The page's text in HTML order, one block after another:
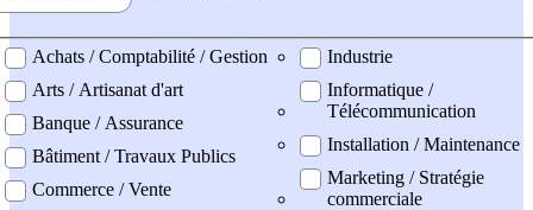
professionel
Achats / Comptabilité / Gestion
Arts / Artisanat d'art
Banque / Assurance
Bâtiment / Travaux Publics
Commerce / Vente
Industrie
Informatique /
Télécommunication
Installation / Maintenance
Marketing / Stratégie
commerciale